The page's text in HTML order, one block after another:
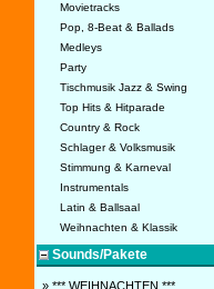
Movietracks
Pop, 8-Beat & Ballads
Medleys
Party
Tischmusik Jazz & Swing
Top Hits & Hitparade
Country & Rock
Schlager & Volksmusik
Stimmung & Karneval
Instrumentals
Latin & Ballsaal
Weihnachten & Klassik
Sounds/Pakete
» *** WEIHNACHTEN ***